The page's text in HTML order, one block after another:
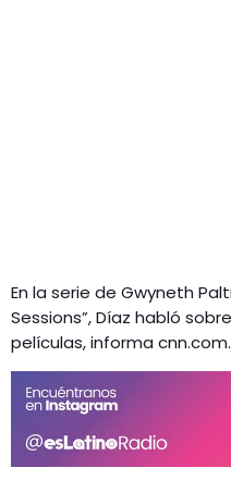
En la serie de Gwyneth
Sessions”, Díaz habló
películas, informa cnn.com.